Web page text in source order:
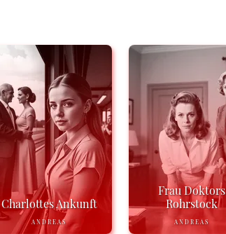
Charlottes Ankunft
ANDREAS
Frau Doktors
Rohrstock
ANDREAS